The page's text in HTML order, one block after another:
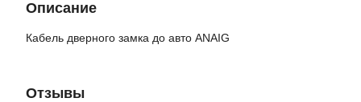
Описание
Кабель дверного замка до авто ANAIG
Отзывы